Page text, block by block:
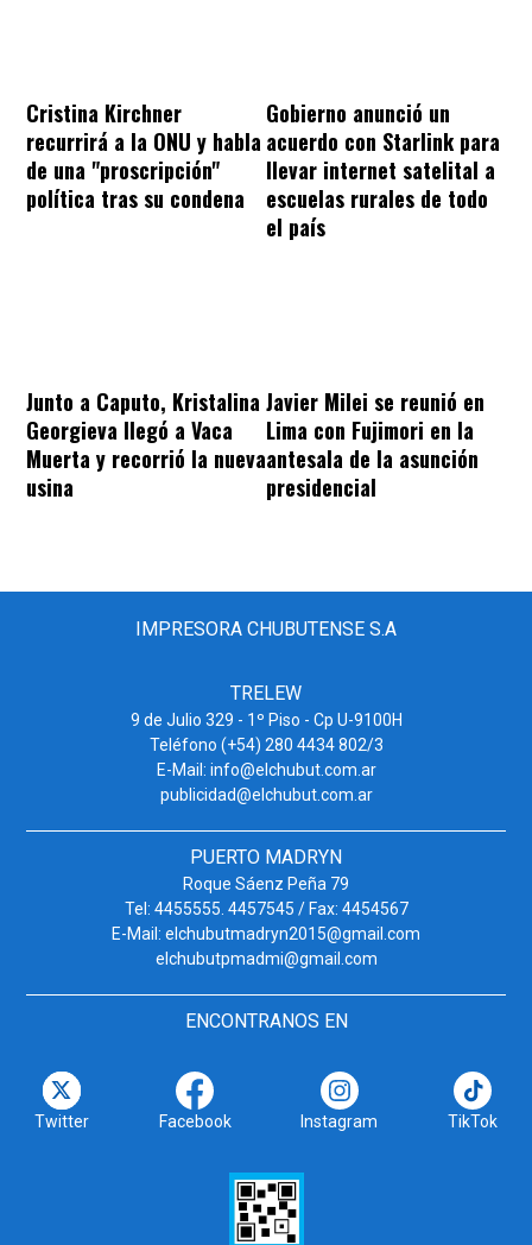
Cristina Kirchner
recurrirá a la ONU y habla
de una "proscripción"
política tras su condena
Gobierno anunció un
acuerdo con Starlink para
llevar internet satelital a
escuelas rurales de todo
el país
Junto a Caputo, Kristalina
Georgieva llegó a Vaca
Muerta y recorrió la nueva
usina
Javier Milei se reunió en
Lima con Fujimori en la
antesala de la asunción
presidencial
IMPRESORA CHUBUTENSE S.A
TRELEW
9 de Julio 329 - 1º Piso - Cp U-9100H
Teléfono (+54) 280 4434 802/3
E-Mail: info@elchubut.com.ar
publicidad@elchubut.com.ar
PUERTO MADRYN
Roque Sáenz Peña 79
Tel: 4455555. 4457545 / Fax: 4454567
E-Mail: elchubutmadryn2015@gmail.com
elchubutpmadmi@gmail.com
ENCONTRANOS EN
Twitter Facebook Instagram TikTok